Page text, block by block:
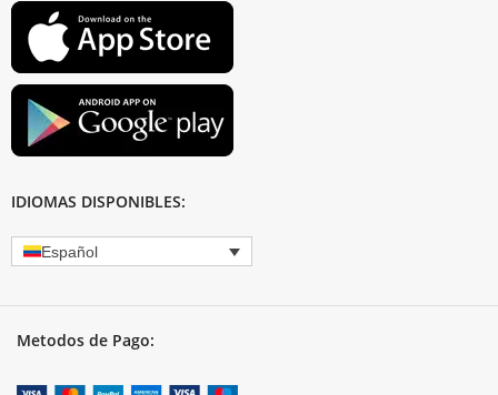
IDIOMAS DISPONIBLES:
Español
Metodos de Pago: